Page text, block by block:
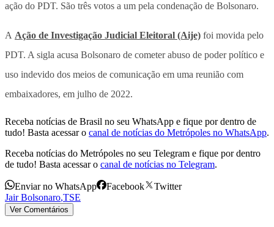
ação do PDT. São três votos a um pela condenação de Bolsonaro.
A Ação de Investigação Judicial Eleitoral (Aije) foi movida pelo
PDT. A sigla acusa Bolsonaro de cometer abuso de poder político e
uso indevido dos meios de comunicação em uma reunião com
embaixadores, em julho de 2022.
Receba notícias de Brasil no seu WhatsApp e fique por dentro de
tudo! Basta acessar o canal de notícias do Metrópoles no WhatsApp.
Receba notícias do Metrópoles no seu Telegram e fique por dentro
de tudo! Basta acessar o canal de notícias no Telegram.
Enviar no WhatsApp Facebook
Twitter
Jair Bolsonaro,TSE
Ver Comentários